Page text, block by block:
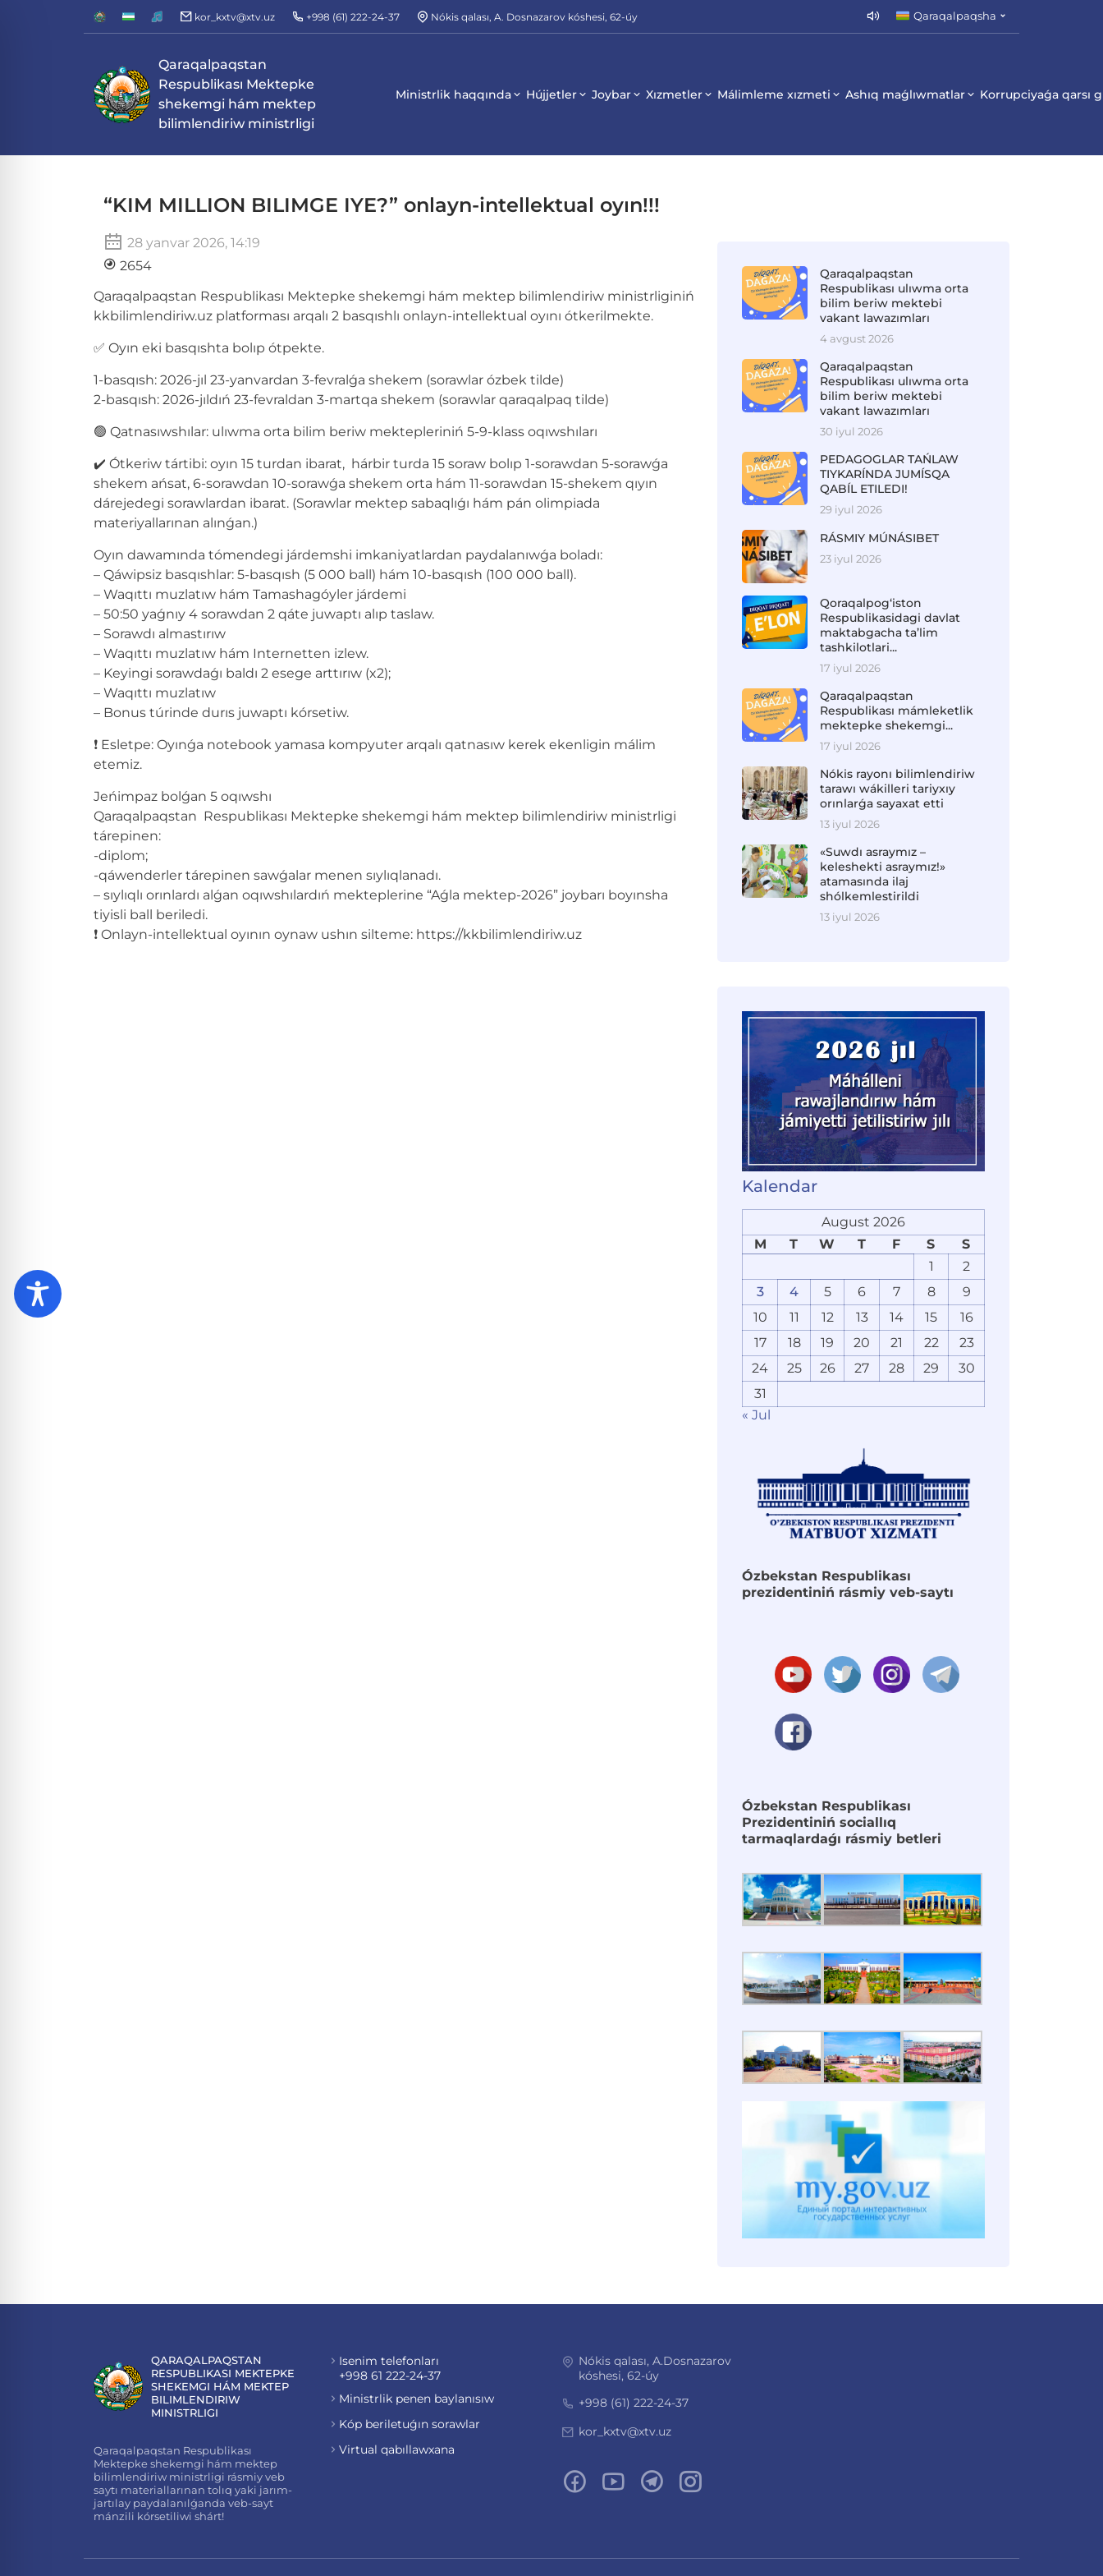
kor_kxtv@xtv.uz +998 (61) 222-24-37 Nókis qalası, A. Dosnazarov kóshesi, 62-úy Qaraqalpaqsha
Qaraqalpaqstan
Respublikası Mektepke
shekemgi hám mektep
bilimlendiriw ministrligi
Ministrlik haqqında Hújjetler Joybar Xızmetler Málimleme xızmeti Ashıq maǵlıwmatlar Korrupciyaǵa qarsı
“KIM MILLION BILIMGE IYE?” onlayn-intellektual oyın!!!
28 yanvar 2026, 14:19
2654
Qaraqalpaqstan Respublikası Mektepke shekemgi hám mektep bilimlendiriw ministrliginiń
kkbilimlendiriw.uz platforması arqalı 2 basqıshlı onlayn-intellektual oyını ótkerilmekte.
✅ Oyın eki basqıshta bolıp ótpekte.
1-basqısh: 2026-jıl 23-yanvardan 3-fevralǵa shekem (sorawlar ózbek tilde)
2-basqısh: 2026-jıldıń 23-fevraldan 3-martqa shekem (sorawlar qaraqalpaq tilde)
🟢 Qatnasıwshılar: ulıwma orta bilim beriw mektepleriniń 5-9-klass oqıwshıları
✔️ Ótkeriw tártibi: oyın 15 turdan ibarat, hárbir turda 15 soraw bolıp 1-sorawdan 5-sorawǵa
shekem ańsat, 6-sorawdan 10-sorawǵa shekem orta hám 11-sorawdan 15-shekem qıyın
dárejedegi sorawlardan ibarat. (Sorawlar mektep sabaqlıǵı hám pán olimpiada
materiyallarınan alınǵan.)
Oyın dawamında tómendegi járdemshi imkaniyatlardan paydalanıwǵa boladı:
– Qáwipsiz basqıshlar: 5-basqısh (5 000 ball) hám 10-basqısh (100 000 ball).
– Waqıttı muzlatıw hám Tamashagóyler járdemi
– 50:50 yaǵnıy 4 sorawdan 2 qáte juwaptı alıp taslaw.
– Sorawdı almastırıw
– Waqıttı muzlatıw hám Internetten izlew.
– Keyingi sorawdaǵı baldı 2 esege arttırıw (x2);
– Waqıttı muzlatıw
– Bonus túrinde durıs juwaptı kórsetiw.
❗️ Esletpe: Oyınǵa notebook yamasa kompyuter arqalı qatnasıw kerek ekenligin málim
etemiz.
Jeńimpaz bolǵan 5 oqıwshı
Qaraqalpaqstan Respublikası Mektepke shekemgi hám mektep bilimlendiriw ministrligi
tárepinen:
-diplom;
-qáwenderler tárepinen sawǵalar menen sıylıqlanadı.
– sıylıqlı orınlardı alǵan oqıwshılardıń mekteplerine “Aǵla mektep-2026” joybarı boyınsha
tiyisli ball beriledi.
❗️ Onlayn-intellektual oyının oynaw ushın silteme: https://kkbilimlendiriw.uz
Qaraqalpaqstan
Respublikası ulıwma orta
bilim beriw mektebi
vakant lawazımları
4 avgust 2026
Qaraqalpaqstan
Respublikası ulıwma orta
bilim beriw mektebi
vakant lawazımları
30 iyul 2026
PEDAGOGLAR TAŃLAW
TIYKARÍNDA JUMÍSQA
QABÍL ETILEDI!
29 iyul 2026
RÁSMIY MÚNÁSIBET
23 iyul 2026
Qoraqalpog‘iston
Respublikasidagi davlat
maktabgacha ta’lim
tashkilotlari...
17 iyul 2026
Qaraqalpaqstan
Respublikası mámleketlik
mektepke shekemgi...
17 iyul 2026
Nókis rayonı bilimlendiriw
tarawı wákilleri tariyxıy
orınlarǵa sayaxat etti
13 iyul 2026
«Suwdı asraymız –
keleshekti asraymız!»
atamasında ilaj
shólkemlestirildi
13 iyul 2026
Kalendar
August 2026
M
T W T F S
S
1
2
3
4 5 6 7 8
9
10
11 12 13 14 15
16
17
18 19 20 21 22
23
24
25 26 27 28 29
30
31
« Jul
Ózbekstan Respublikası
prezidentiniń rásmiy veb-saytı
Ózbekstan Respublikası
Prezidentiniń sociallıq
tarmaqlardaǵı rásmiy betleri
QARAQALPAQSTAN
RESPUBLIKASI MEKTEPKE
SHEKEMGI HÁM MEKTEP
BILIMLENDIRIW
MINISTRLIGI
Qaraqalpaqstan Respublikası
Mektepke shekemgi hám mektep
bilimlendiriw ministrligi rásmiy veb
saytı materiallarınan tolıq yaki jarım-
jartılay paydalanılǵanda veb-sayt
mánzili kórsetiliwi shárt!
Isenim telefonları
+998 61 222-24-37
Ministrlik penen baylanısıw
Kóp beriletuǵın sorawlar
Virtual qabıllawxana
Nókis qalası, A.Dosnazarov
kóshesi, 62-úy
+998 (61) 222-24-37
kor_kxtv@xtv.uz